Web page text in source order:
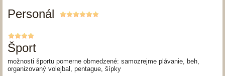
Personál
Šport
možnosti športu pomerne obmedzené: samozrejme plávanie, beh,
organizovaný volejbal, pentague, šípky